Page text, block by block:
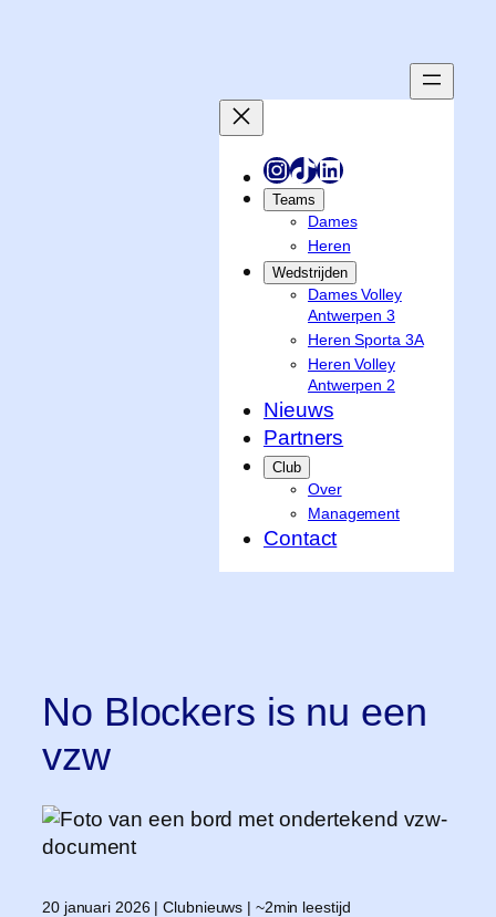
Instagram
TikTok
LinkedIn
Teams
Dames
Heren
Wedstrijden
Dames Volley
Antwerpen 3
Heren Sporta 3A
Heren Volley
Antwerpen 2
Nieuws
Partners
Club
Over
Management
Contact
No Blockers is nu een
vzw
20 januari 2026 | Clubnieuws | ~2min leestijd